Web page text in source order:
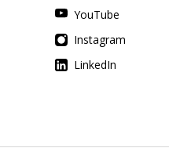
YouTube
Instagram
LinkedIn